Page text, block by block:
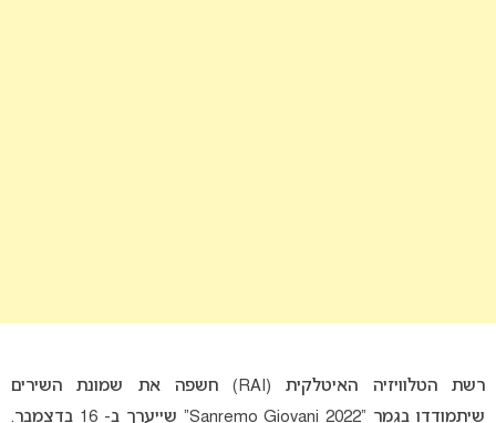
רשת הטלוויזיה האיטלקית (RAI) חשפה את שמונת השירים
שיתמודדו בגמר “Sanremo Giovani 2022” שייערך ב- 16 בדצמבר.